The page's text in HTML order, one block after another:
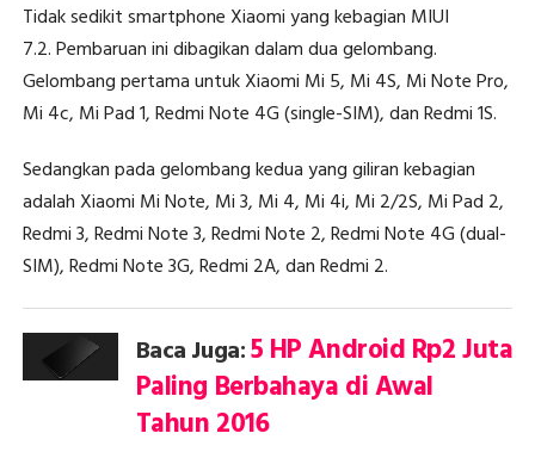
Tidak sedikit smartphone Xiaomi yang kebagian MIUI
7.2. Pembaruan ini dibagikan dalam dua gelombang.
Gelombang pertama untuk Xiaomi Mi 5, Mi 4S, Mi Note Pro,
Mi 4c, Mi Pad 1, Redmi Note 4G (single-SIM), dan Redmi 1S.
Sedangkan pada gelombang kedua yang giliran kebagian
adalah Xiaomi Mi Note, Mi 3, Mi 4, Mi 4i, Mi 2/2S, Mi Pad 2,
Redmi 3, Redmi Note 3, Redmi Note 2, Redmi Note 4G (dual-
SIM), Redmi Note 3G, Redmi 2A, dan Redmi 2.
Baca Juga:5 HP Android Rp2 Juta
Paling Berbahaya di Awal
Tahun 2016